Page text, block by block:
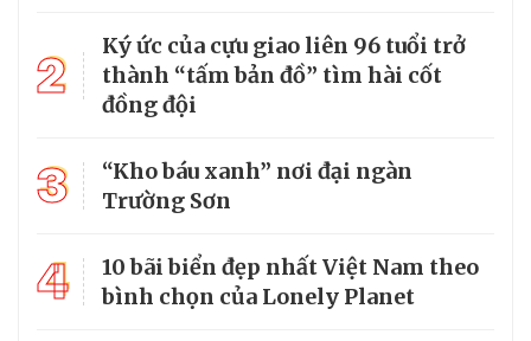
2
Ký ức của cựu giao liên 96 tuổi trở
thành “tấm bản đồ” tìm hài cốt
đồng đội
3
“Kho báu xanh” nơi đại ngàn
Trường Sơn
4
10 bãi biển đẹp nhất Việt Nam theo
bình chọn của Lonely Planet